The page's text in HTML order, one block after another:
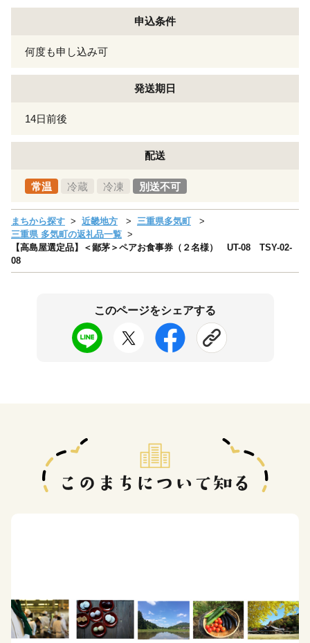
申込条件
何度も申し込み可
発送期日
14日前後
配送
常温 冷蔵 冷凍 別送不可
まちから探す 近畿地方
三重県多気町
三重県 多気町の返礼品一覧
【高島屋選定品】＜鄙茅＞ペアお食事券（２名様） UT-08 TSY-02-
08
このページをシェアする